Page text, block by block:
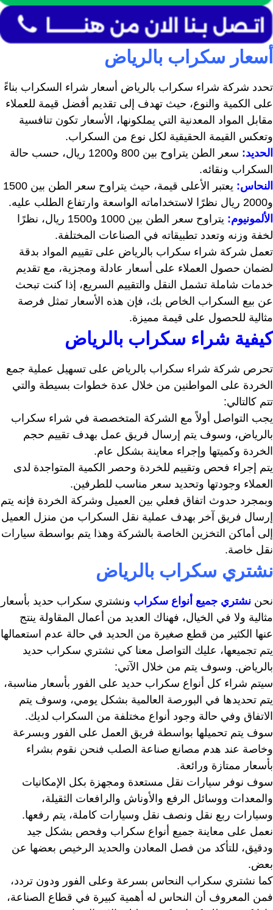
أسعار سكراب بالرياض
تحدد شركة شراء سكراب بالرياض أسعار شراء السكراب بناءً
على الكمية والنوع، حيث تهدف إلى تقديم أفضل قيمة للعملاء
مقابل المواد المعدنية التي يملكونها، الأسعار تكون تنافسية
وتعكس القيمة الحقيقية لكل نوع من السكراب.
الحديد:
سعر الطن يتراوح بين 800 و1200 ريال، حسب حالة
السكراب ونقائه.
النحاس:
يعتبر الأعلى قيمة، حيث يتراوح سعر الطن بين 1500
و2000 ريال نظرًا لاستخداماته الواسعة وارتفاع الطلب عليه.
الألمونيوم:
يتراوح سعر الطن بين 1000 و1500 ريال، نظرًا
لخفة وزنه وتعدد تطبيقاته في الصناعات المختلفة.
تعمل شركة شراء سكراب بالرياض على تقييم المواد بدقة
لضمان حصول العملاء على أسعار عادلة ومجزية، مع تقديم
خدمات شاملة تشمل النقل والتقييم السريع، إذا كنت تبحث
عن بيع السكراب الخاص بك، فإن هذه الأسعار تمثل فرصة
مثالية للحصول على قيمة مميزة.
كيفية شراء سكراب بالرياض
تحرص شركة شراء سكراب بالرياض على تسهيل عملية جمع
الخردة على المواطنين من خلال عدة خطوات بسيطة والتي
تتم كالتالي:
يجب التواصل أولاً مع الشركة المتخصصة في شراء سكراب
بالرياض، وسوف يتم إرسال فريق عمل بهدف تقييم حجم
الخردة وكميتها وإجراء معاينة بشكل عام.
يتم إجراء فحص وتقييم للخردة وحصر الكمية المتواجدة لدى
العملاء وجودتها وتحديد سعر مناسب للطرفين.
وبمجرد حدوث اتفاق فعلي بين العميل وشركة الخردة فإنه يتم
إرسال فريق آخر بهدف عملية نقل السكراب من منزل العميل
إلى أماكن التخزين الخاصة بالشركة وهذا يتم بواسطة سيارات
نقل خاصة.
نشتري سكراب بالرياض
نحن نشتري جميع أنواع سكراب ونشتري سكراب حديد بأسعار
مثالية ولا في الخيال، فهناك العديد من أعمال المقاولة ينتج
عنها الكثير من قطع صغيرة من الحديد في حالة عدم استعمالها
يتم تجميعها، عليك التواصل معنا كي نشتري سكراب حديد
بالرياض. وسوف يتم من خلال الآتي:
سيتم شراء كل أنواع سكراب حديد على الفور بأسعار مناسبة،
يتم تحديدها في البورصة العالمية بشكل يومي، وسوف يتم
الاتفاق وفي حالة وجود أنواع مختلفة من السكراب لديك.
سوف يتم تحميلها بواسطة فريق العمل على الفور وبسرعة
وخاصة عند هدم مصانع صناعة الصلب فنحن نقوم بشراء
بأسعار ممتازة ورائعة.
سوف نوفر سيارات نقل مستعدة ومجهزة بكل الإمكانيات
والمعدات ووسائل الرفع والأوناش والرافعات الثقيلة،
وسيارات ربع نقل ونصف نقل وسيارات كاملة، يتم رفعها.
نعمل على معاينة جميع أنواع سكراب وفحص بشكل جيد
ودقيق، للتأكد من فصل المعادن والحديد الرخيص بعضها عن
بعض.
كما نشتري سكراب النحاس بسرعة وعلى الفور ودون تردد،
فمن المعروف أن النحاس له أهمية كبيرة في قطاع الصناعة،